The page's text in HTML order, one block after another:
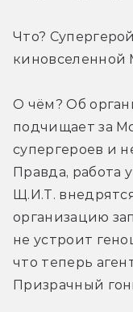
Что?
киновселенной
О чём? Об
подчищает за
супергероев и
Правда, работа
Щ.И.Т.
организацию
не устроит
что теперь
Призрачный